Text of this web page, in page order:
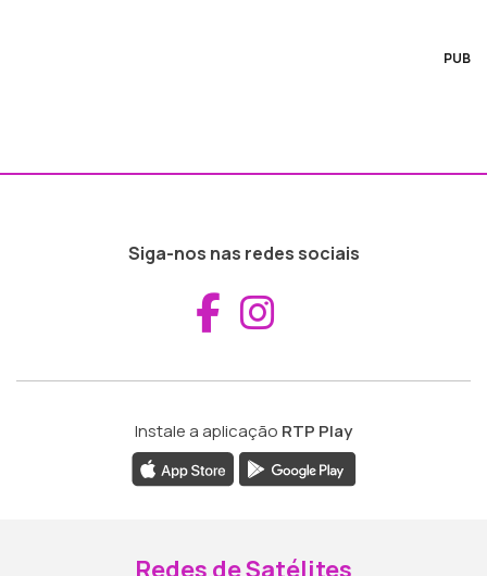
PUB
Siga-nos nas redes sociais
Aceder ao
Instale a aplicação RTP Play
Redes de Satélites